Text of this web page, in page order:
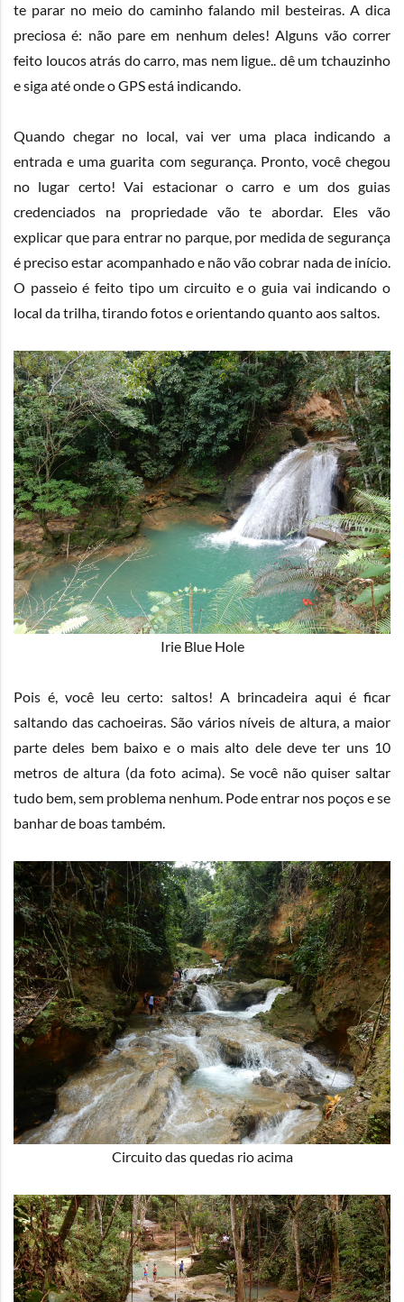
te parar no meio do caminho falando mil besteiras. A dica
preciosa é: não pare em nenhum deles! Alguns vão correr
feito loucos atrás do carro, mas nem ligue.. dê um tchauzinho
e siga até onde o GPS está indicando.
Quando chegar no local, vai ver uma placa indicando a
entrada e uma guarita com segurança. Pronto, você chegou
no lugar certo! Vai estacionar o carro e um dos guias
credenciados na propriedade vão te abordar. Eles vão
explicar que para entrar no parque, por medida de segurança
é preciso estar acompanhado e não vão cobrar nada de início.
O passeio é feito tipo um circuito e o guia vai indicando o
local da trilha, tirando fotos e orientando quanto aos saltos.
Irie Blue Hole
Pois é, você leu certo: saltos! A brincadeira aqui é ficar
saltando das cachoeiras. São vários níveis de altura, a maior
parte deles bem baixo e o mais alto dele deve ter uns 10
metros de altura (da foto acima). Se você não quiser saltar
tudo bem, sem problema nenhum. Pode entrar nos poços e se
banhar de boas também.
Circuito das quedas rio acima